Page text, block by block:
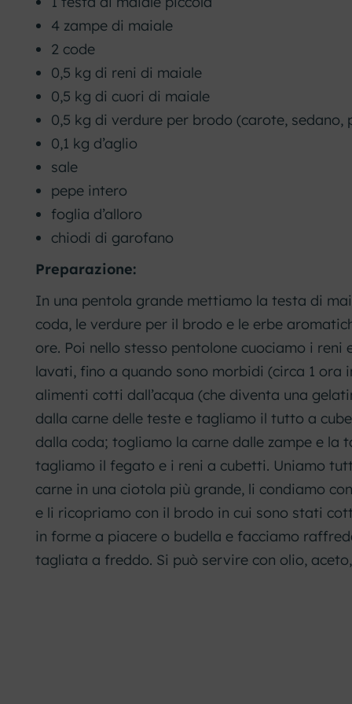
4 zampe di maiale
2 code
0,5 kg di reni di maiale
0,5 kg di cuori di maiale
0,5 kg di verdure per brodo (carote, sedano,
0,1 kg d’aglio
sale
pepe intero
foglia d’alloro
chiodi di garofano
Preparazione:
In una pentola grande mettiamo la testa di
coda, le verdure per il brodo e le erbe
ore. Poi nello stesso pentolone cuociamo i reni
lavati, fino a quando sono morbidi (circa 1 ora
alimenti cotti dall’acqua (che diventa una
dalla carne delle teste e tagliamo il tutto a
dalla coda; togliamo la carne dalle zampe e la
tagliamo il fegato e i reni a cubetti. Uniamo
carne in una ciotola più grande, li condiamo
e li ricopriamo con il brodo in cui sono stati
in forme a piacere o budella e facciamo
tagliata a freddo. Si può servire con olio,